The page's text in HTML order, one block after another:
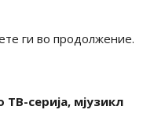
ги во продолжение.
серија, мјузикл